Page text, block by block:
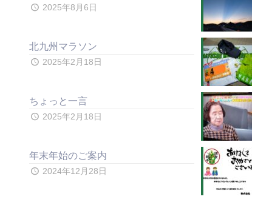
2025年8月6日
北九州マラソン
2025年2月18日
ちょっと一言
2025年2月18日
年末年始のご案内
2024年12月28日